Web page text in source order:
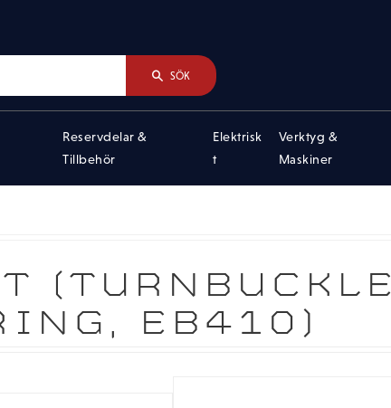
SÖK
Reservdelar &
Tillbehör
Elektrisk
t
Verktyg &
Maskiner
EB410)